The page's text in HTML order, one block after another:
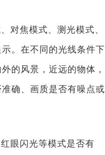
对焦模式、测光模式、
。在不同的光线条件下
的风景，近远的物体，
确、画质是否有噪点或
眼闪光等模式是否有